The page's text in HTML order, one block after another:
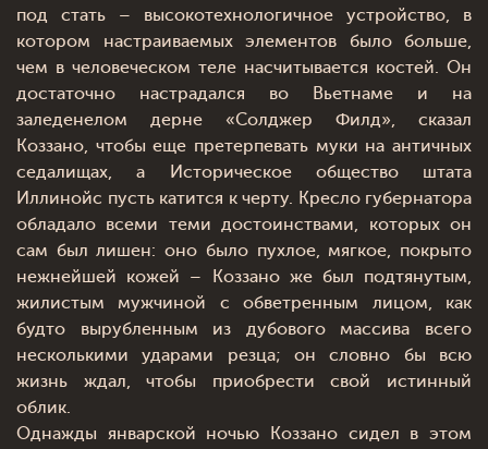
под стать – высокотехнологичное устройство, в
котором настраиваемых элементов было больше,
чем в человеческом теле насчитывается костей. Он
достаточно настрадался во Вьетнаме и на
заледенелом дерне «Солджер Филд», сказал
Коззано, чтобы еще претерпевать муки на античных
седалищах, а Историческое общество штата
Иллинойс пусть катится к черту. Кресло губернатора
обладало всеми теми достоинствами, которых он
сам был лишен: оно было пухлое, мягкое, покрыто
нежнейшей кожей – Коззано же был подтянутым,
жилистым мужчиной с обветренным лицом, как
будто вырубленным из дубового массива всего
несколькими ударами резца; он словно бы всю
жизнь ждал, чтобы приобрести свой истинный
облик.
Однажды январской ночью Коззано сидел в этом